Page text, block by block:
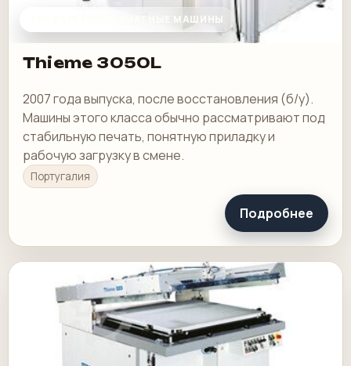
ТРАФАРЕТНЫЕ ПЕЧАТНЫЕ МАШИНЫ
Thieme 3050L
2007 года выпуска, после восстановления (б/у).
Машины этого класса обычно рассматривают под
стабильную печать, понятную приладку и
рабочую загрузку в смене.
Португалия
Подробнее